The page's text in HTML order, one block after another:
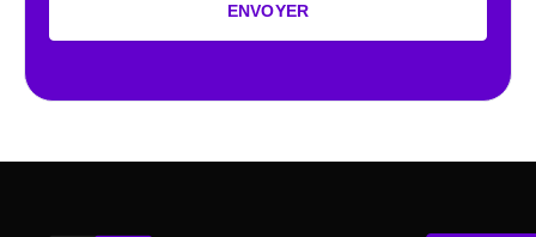
ENVOYER